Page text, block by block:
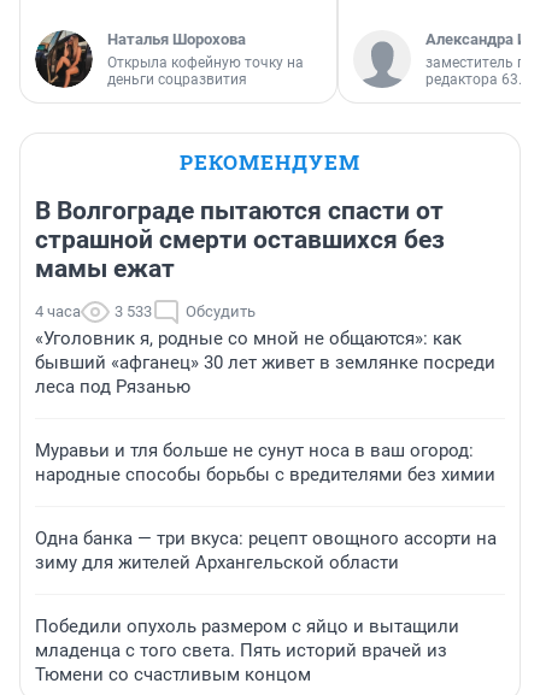
Наталья Шорохова
Открыла кофейную точку на
деньги соцразвития
Александра
заместитель
редактора 63.RU
РЕКОМЕНДУЕМ
В Волгограде пытаются спасти от
страшной смерти оставшихся без
мамы ежат
4 часа 3 533 Обсудить
«Уголовник я, родные со мной не общаются»: как
бывший «афганец» 30 лет живет в землянке посреди
леса под Рязанью
Муравьи и тля больше не сунут носа в ваш огород:
народные способы борьбы с вредителями без химии
Одна банка — три вкуса: рецепт овощного ассорти на
зиму для жителей Архангельской области
Победили опухоль размером с яйцо и вытащили
младенца с того света. Пять историй врачей из
Тюмени со счастливым концом